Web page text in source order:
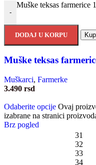
-
Muške teksas farmerice
DODAJ U KORPU
Muške teksas
Muškarci, Farmerke
3.490 rsd
Odaberite opcije Ovaj
izabrane na stranici
Brz pogled
31
32
33
34